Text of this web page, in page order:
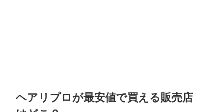
ヘアリプロが最安値で買える販売店